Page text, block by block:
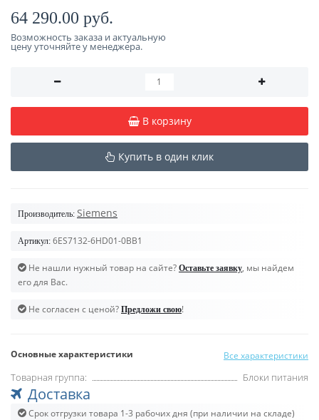
64 290.00 руб.
Возможность заказа и актуальную
цену уточняйте у менеджера.
В корзину
Купить в один клик
Производитель: Siemens
Артикул: 6ES7132-6HD01-0BB1
Не нашли нужный товар на сайте? Оставьте заявку, мы найдем
его для Вас.
Не согласен с ценой? Предложи свою!
Основные характеристики Все характеристики
Товарная группа: Блоки питания
Доставка
Срок отгрузки товара 1-3 рабочих дня (при наличии на складе)